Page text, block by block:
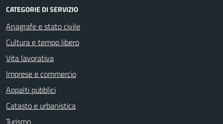
CATEGORIE DI SERVIZIO
Anagrafe e stato civile
Cultura e tempo libero
Vita lavorativa
Imprese e commercio
Appalti pubblici
Catasto e urbanistica
Turismo